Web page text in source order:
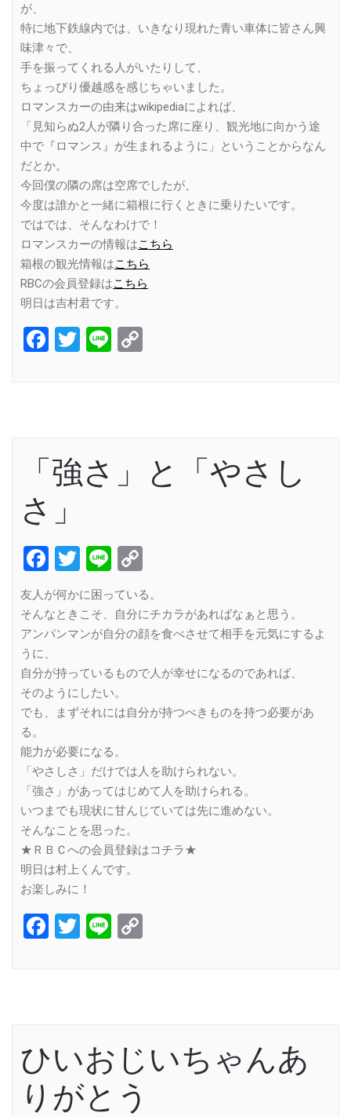
が、
特に地下鉄線内では、いきなり現れた青い車体に皆さん興
味津々で、
手を振ってくれる人がいたりして、
ちょっぴり優越感を感じちゃいました。
ロマンスカーの由来はwikipediaによれば、
「見知らぬ2人が隣り合った席に座り、観光地に向かう途
中で『ロマンス』が生まれるように」ということからなん
だとか。
今回僕の隣の席は空席でしたが、
今度は誰かと一緒に箱根に行くときに乗りたいです。
ではでは、そんなわけで！
ロマンスカーの情報はこちら
箱根の観光情報はこちら
RBCの会員登録はこちら
明日は吉村君です。
Facebook
Twitter
Line
「強さ」と「やさし
さ」
Facebook
Twitter
Line
Link
友人が何かに困っている。
そんなときこそ、自分にチカラがあればなぁと思う。
アンパンマンが自分の顔を食べさせて相手を元気にするよ
うに、
自分が持っているもので人が幸せになるのであれば、
そのようにしたい。
でも、まずそれには自分が持つべきものを持つ必要があ
る。
能力が必要になる。
「やさしさ」だけでは人を助けられない。
「強さ」があってはじめて人を助けられる。
いつまでも現状に甘んじていては先に進めない。
そんなことを思った。
★ＲＢＣへの会員登録はコチラ★
明日は村上くんです。
お楽しみに！
Facebook
Twitter
Line
ひいおじいちゃんあ
りがとう